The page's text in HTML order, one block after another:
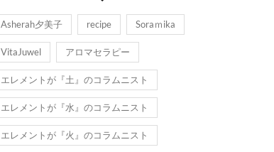
Asherah夕美子 recipe Soraｍika
VitaJuwel アロマセラピー
エレメントが『土』のコラムニスト
エレメントが『水』のコラムニスト
エレメントが『火』のコラムニスト